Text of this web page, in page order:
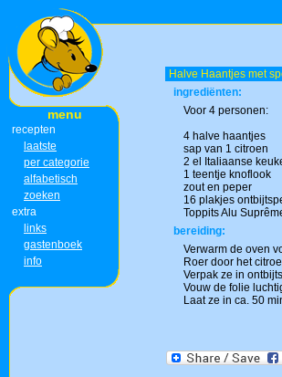
menu
recepten
laatste
per categorie
alfabetisch
zoeken
extra
links
gastenboek
info
Halve Haantjes met
ingrediënten:
Voor 4 personen:
4 halve haantjes
sap van 1 citroen
2 el Italiaanse
1 teentje knoflook
zout en peper
16 plakjes
Toppits Alu
bereiding:
Verwarm de oven
Roer door het
Verpak ze in
Vouw de folie
Laat ze in ca. 50